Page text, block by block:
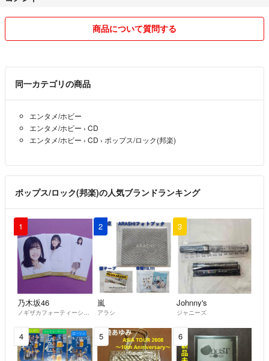
商品について質問する
同一カテゴリの商品
エンタメ/ホビー
エンタメ/ホビー › CD
エンタメ/ホビー › CD › ポップス/ロック(邦楽)
ポップス/ロック(邦楽)の人気ブランドランキング
1
乃木坂46
2
嵐
アラシ
3
Johnny's
ジャニーズ
4 5 6